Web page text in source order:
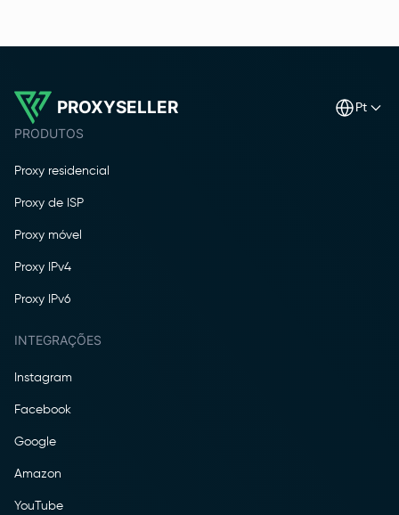
PROXYSELLER pt
PRODUTOS
Proxy residencial
Proxy de ISP
Proxy móvel
Proxy IPv4
Proxy IPv6
INTEGRAÇÕES
Instagram
Facebook
Google
Amazon
YouTube